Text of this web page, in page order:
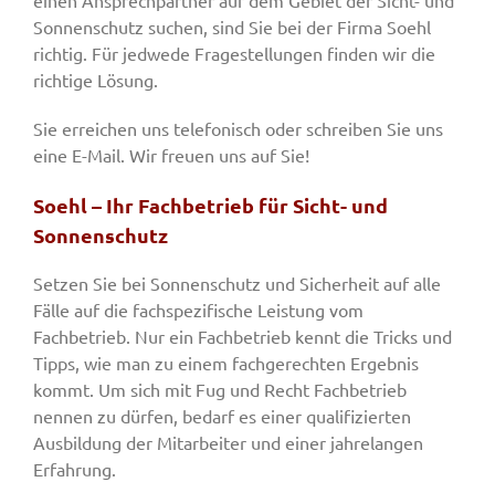
Sonnenschutz suchen, sind Sie bei der Firma Soehl
richtig. Für jedwede Fragestellungen finden wir die
richtige Lösung.
Sie erreichen uns telefonisch oder schreiben Sie uns
eine E-Mail. Wir freuen uns auf Sie!
Soehl – Ihr Fachbetrieb für Sicht- und
Sonnenschutz
Setzen Sie bei Sonnenschutz und Sicherheit auf alle
Fälle auf die fachspezifische Leistung vom
Fachbetrieb. Nur ein Fachbetrieb kennt die Tricks und
Tipps, wie man zu einem fachgerechten Ergebnis
kommt. Um sich mit Fug und Recht Fachbetrieb
nennen zu dürfen, bedarf es einer qualifizierten
Ausbildung der Mitarbeiter und einer jahrelangen
Erfahrung.